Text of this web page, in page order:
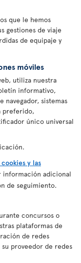
que le hemos
gestiones de viaje
de equipaje y
móviles
utiliza nuestra
informativo,
sistemas
preferido,
único universal
y las
información adicional
de seguimiento.
concursos o
plataformas de
de redes
proveedor de redes